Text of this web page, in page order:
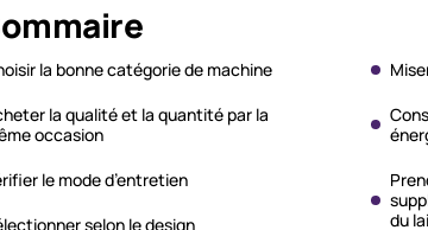
la bonne catégorie de machine
la qualité et la quantité par la
occasion
le mode d’entretien
selon le design
du